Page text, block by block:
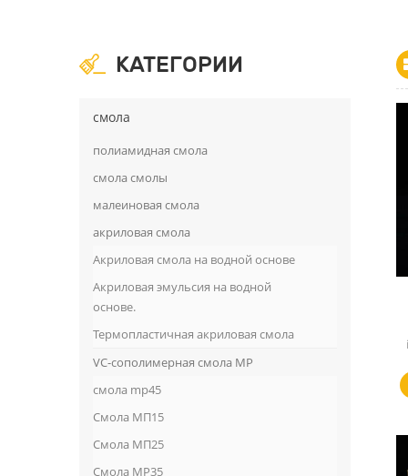
КАТЕГОРИИ
смола
полиамидная смола
смола смолы
малеиновая смола
акриловая смола
Акриловая смола на водной основе
Акриловая эмульсия на водной
основе.
Термопластичная акриловая смола
VC-сополимерная смола MP
смола mp45
Смола МП15
Смола МП25
Смола MP35